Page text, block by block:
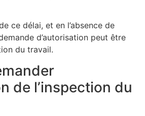
de ce délai, et en l’absence de
d’autorisation peut être
du travail.
de l’inspection du